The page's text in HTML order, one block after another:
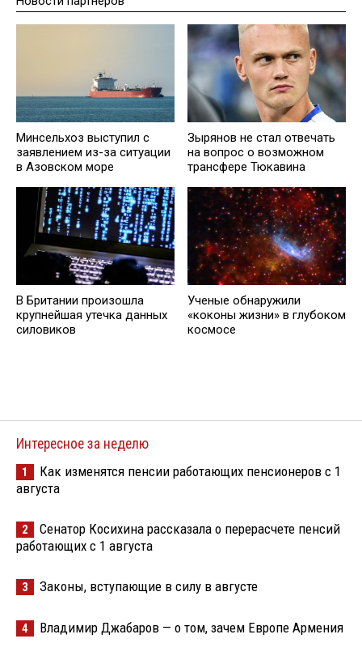
Минсельхоз выступил с
заявлением из-за ситуации
в Азовском море
Зырянов не стал отвечать
на вопрос о возможном
трансфере Тюкавина
В Британии произошла
крупнейшая утечка данных
силовиков
Ученые обнаружили
«коконы жизни» в глубоком
космосе
Интересное за неделю
1
Как изменятся пенсии работающих пенсионеров с 1
августа
2
Сенатор Косихина рассказала о перерасчете пенсий
работающих с 1 августа
3 Законы, вступающие в силу в августе
4 Владимир Джабаров — о том, зачем Европе Армения